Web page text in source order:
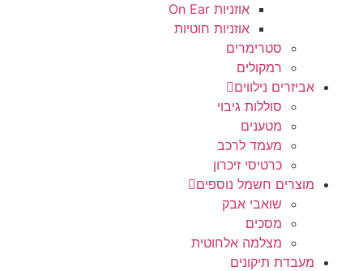
אוזניות On Ear
אוזניות חוטיות
סטרימרים
רמקולים
אביזרים נילווים
סוללות גיבוי
מטענים
מעמד לרכב
כרטיסי זיכרון
מוצרים חשמל נוספים
שואבי אבק
מסכים
מצלמה אלחוטית
מעבדת תיקונים